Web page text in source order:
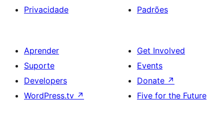
Privacidade
Padrões
Aprender
Suporte
Developers
WordPress.tv ↗
Get Involved
Events
Donate ↗
Five for the Future